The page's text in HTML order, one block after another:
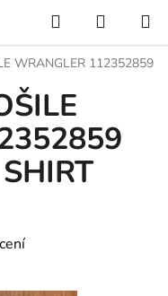
Hledat
KOŠÍK
WRANGLER 112352859